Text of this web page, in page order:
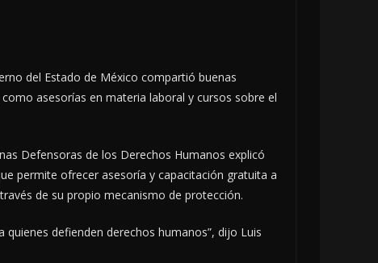
del Estado de México compartió buenas
asesorías en materia laboral y cursos sobre el
Defensoras de los Derechos Humanos explicó
permite ofrecer asesoría y capacitación gratuita a
de su propio mecanismo de protección.
defienden derechos humanos”, dijo Luis